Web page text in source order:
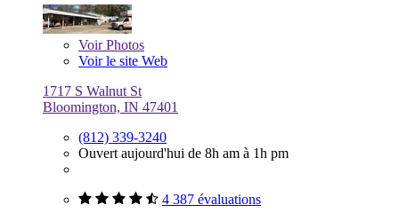
VoirPhotos
Voir le site Web
1717 S Walnut St
Bloomington, IN 47401
(812) 339-3240
Ouvert aujourd'hui de 8h am à 1h pm
4 387 évaluations